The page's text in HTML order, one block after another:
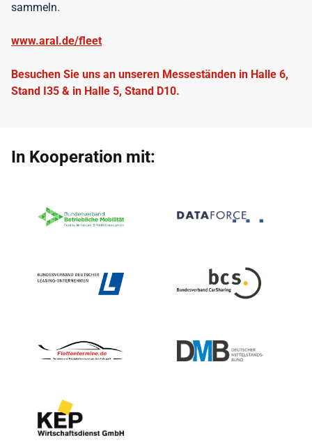
sammeln.
www.aral.de/fleet
Besuchen Sie uns an unseren Messeständen in Halle 6,
Stand I35 & in Halle 5, Stand D10.
In Kooperation mit: